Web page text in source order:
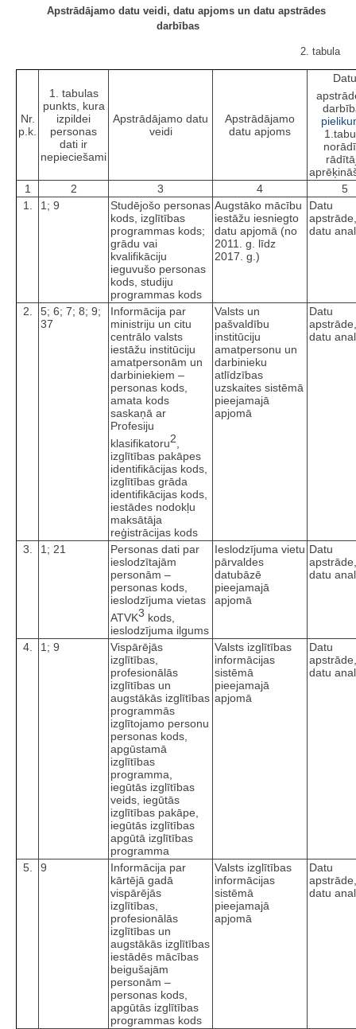
Apstrādājamo datu veidi, datu apjoms un datu apstrādes
darbības
2. tabula
Nr.
p.k.
1. tabulas
punkts, kura
izpildei
personas
dati ir
nepieciešami
Apstrādājamo datu
veidi
Apstrādājamo
datu apjoms
Datu
1
2 3 4
5
1.
1; 9
Studējošo personas
kods, izglītības
programmas kods;
grādu vai
kvalifikāciju
ieguvušo personas
kods, studiju
programmas kods
Augstāko mācību
iestāžu iesniegto
datu apjomā (no
2011. g. līdz
2017. g.)
Datu
apstrāde,
datu
2.
5; 6; 7; 8; 9;
37
Informācija par
ministriju un citu
centrālo valsts
iestāžu institūciju
amatpersonām un
darbiniekiem –
personas kods,
amata kods
saskaņā ar
Profesiju
klasifikatoru2
izglītības pakāpes
identifikācijas kods,
izglītības grāda
identifikācijas kods,
iestādes nodokļu
maksātāja
reģistrācijas kods
Valsts un
pašvaldību
institūciju
amatpersonu un
darbinieku
atlīdzības
uzskaites sistēmā
pieejamajā
apjomā
Datu
apstrāde,
datu
3. 1; 21
Personas dati par
ieslodzītajām
personām –
personas kods,
ieslodzījuma vietas
ATVK3 kods,
ieslodzījuma ilgums
Ieslodzījuma vietu
pārvaldes
datubāzē
pieejamajā
apjomā
Datu
apstrāde,
datu
4. 1; 9
Vispārējās
izglītības,
profesionālās
izglītības un
augstākās izglītības
programmās
izglītojamo personu
personas kods,
apgūstamā
izglītības
programma,
iegūtās izglītības
veids, iegūtās
izglītības pakāpe,
iegūtās izglītības
apgūtā izglītības
programma
Valsts izglītības
informācijas
sistēmā
pieejamajā
apjomā
Datu
apstrāde,
datu
5. 9
Informācija par
kārtējā gadā
vispārējās
izglītības,
profesionālās
izglītības un
augstākās izglītības
iestādēs mācības
beigušajām
personām –
personas kods,
apgūtās izglītības
programmas kods
Valsts izglītības
informācijas
sistēmā
pieejamajā
apjomā
Datu
apstrāde,
datu